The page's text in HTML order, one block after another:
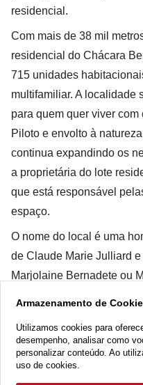
residencial.
Com mais de 38 mil
residencial do Chácara
715 unidades
multifamiliar. A localidade
para quem quer viver
Piloto e envolto à
continua expandindo os
a proprietária do lote
que está responsável
espaço.
O nome do local é uma
de Claude Marie Julliard
Marjolaine Bernadete ou
considera um verdadeiro
Brasília. "Os futuros
Armazenamento de
Utilizamos cookies para
desempenho, analisar como
personalizar conteúdo. Ao
uso de cookies.